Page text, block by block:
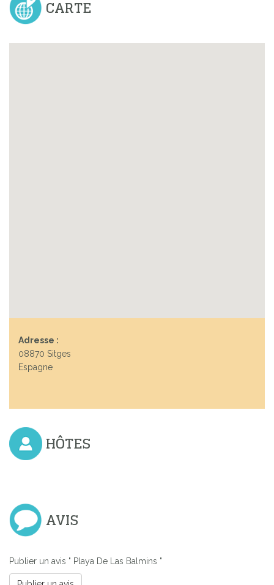
CARTE
Adresse :
08870 Sitges
Espagne
HÔTES
AVIS
Publier un avis " Playa De Las Balmins "